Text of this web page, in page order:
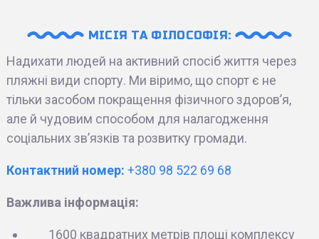
МІСІЯ ТА ФІЛОСОФІЯ:
Надихати людей на активний спосіб життя через
пляжні види спорту. Ми віримо, що спорт є не
тільки засобом покращення фізичного здоров’я,
але й чудовим способом для налагодження
соціальних зв’язків та розвитку громади.
Контактний номер: +380 98 522 69 68
Важлива інформація:
1600 квадратних метрів площі комплексу